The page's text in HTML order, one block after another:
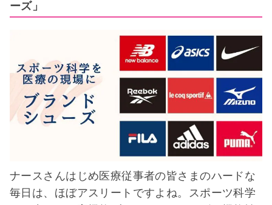
ーズ」
ナースさんはじめ医療従事者の皆さまのハードな
毎日は、ほぼアスリートですよね。スポーツ科学